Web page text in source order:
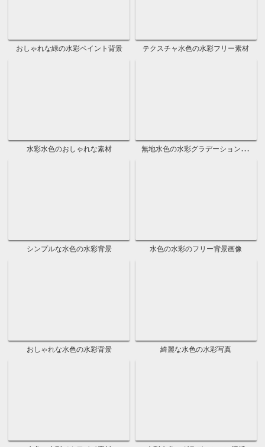
綺麗な青色のおしゃれな写真 無地青色のおしゃれな背景
かっこいい青色のおしゃれな画像 クールな青色のおしゃれな壁紙
かわいい青色のおしゃれな画像 無地の緑の綺麗な画像
無地の緑のクールな背景 無地の緑のテクスチャ画像